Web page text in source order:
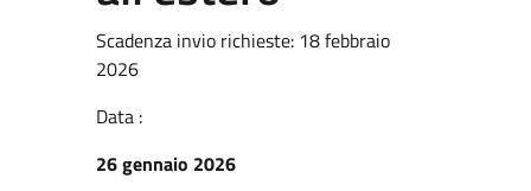
Scadenza invio richieste: 18 febbraio
2026
Data :
26 gennaio 2026